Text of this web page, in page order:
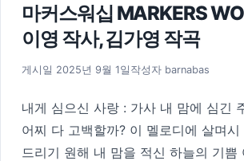
마커스워십 MARKERS
이영 작사, 김가영 작곡
게시일 2025년 9월 1일 작성자 barnabas
내게 심으신 사랑 : 가사 내 맘에 심긴
어찌 다 고백할까? 이 멜로디에 살며시
드리기 원해 내 맘을 적신 하늘의 기쁨